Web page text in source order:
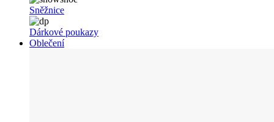
Sněžnice
Dárkové poukazy
Oblečení